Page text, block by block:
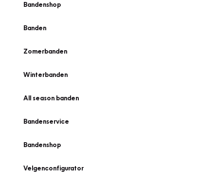
Bandenshop
Banden
Zomerbanden
Winterbanden
All season banden
Bandenservice
Bandenshop
Velgenconfigurator